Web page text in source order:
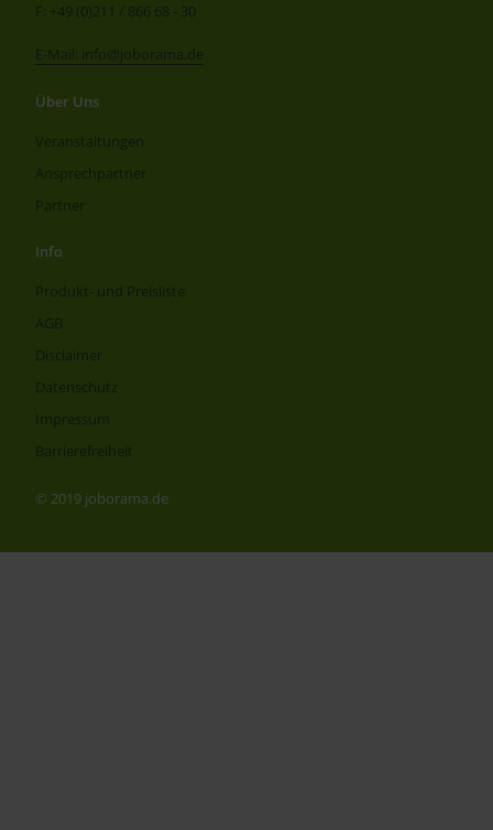
F: +49 (0)211 / 866 68 - 30
E-Mail: info@joborama.de
Über Uns
Veranstaltungen
Ansprechpartner
Partner
Info
Produkt- und Preisliste
AGB
Disclaimer
Datenschutz
Impressum
Barrierefreiheit
© 2019 joborama.de